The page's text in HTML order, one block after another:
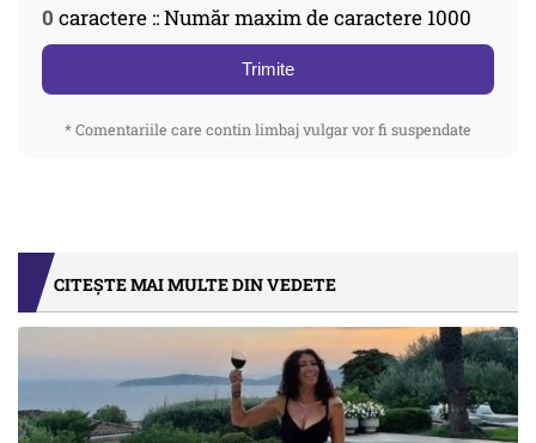
0 caractere :: Număr maxim de caractere 1000
Trimite
* Comentariile care contin limbaj vulgar vor fi suspendate
CITEȘTE MAI MULTE DIN VEDETE